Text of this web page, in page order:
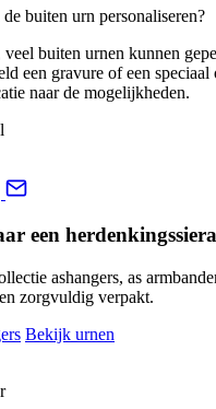
buiten urn personaliseren?
buiten urnen kunnen
een gravure of een
naar de mogelijkheden.
een
ashangers, as
zorgvuldig verpakt.
Bekijk urnen